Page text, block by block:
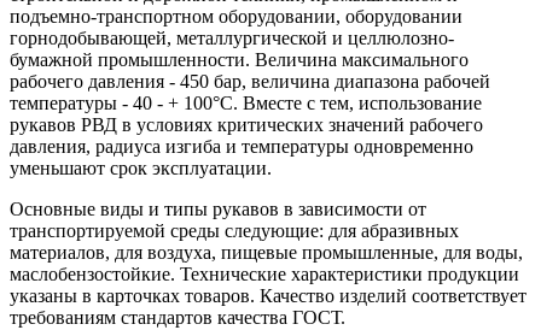
подъемно-транспортном оборудовании, оборудовании
горнодобывающей, металлургической и целлюлозно-
бумажной промышленности. Величина максимального
рабочего давления - 450 бар, величина диапазона рабочей
температуры - 40 - + 100°C. Вместе с тем, использование
рукавов РВД в условиях критических значений рабочего
давления, радиуса изгиба и температуры одновременно
уменьшают срок эксплуатации.
Основные виды и типы рукавов в зависимости от
транспортируемой среды следующие: для абразивных
материалов, для воздуха, пищевые промышленные, для воды,
маслобензостойкие. Технические характеристики продукции
указаны в карточках товаров. Качество изделий соответствует
требованиям стандартов качества ГОСТ.